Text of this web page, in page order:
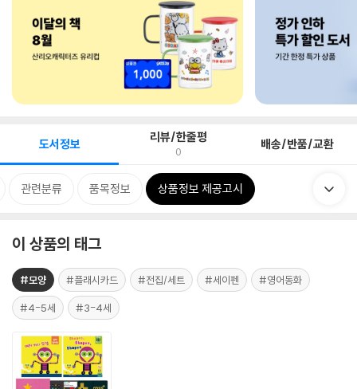
도서정보 리뷰/한줄평
0 배송/반품/교환
관련분류 품목정보 상품정보 제공고시
이 상품의 태그
#모양 #플래시카드 #전집/세트 #세이펜 #영어동화
#4-5세 #3-4세